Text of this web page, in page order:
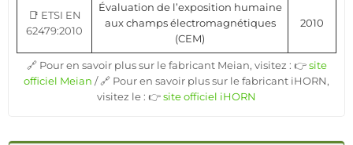
📑 ETSI EN
62479:2010
Évaluation de l’exposition humaine
aux champs électromagnétiques
(CEM)
2010
🔗 Pour en savoir plus sur le fabricant Meian, visitez : 👉site
officiel Meian / 🔗 Pour en savoir plus sur le fabricant iHORN,
visitez le : 👉site officiel iHORN